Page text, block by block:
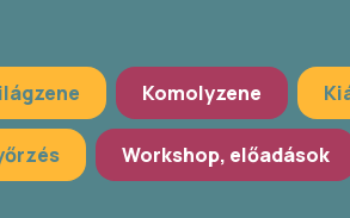
Komolyzene
Workshop, előadások